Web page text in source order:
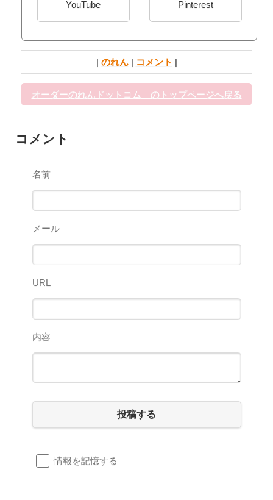
YouTube Pinterest
| のれん | コメント |
オーダーのれんドットコム のトップページへ戻る
コメント
名前
メール
URL
内容
投稿する
情報を記憶する